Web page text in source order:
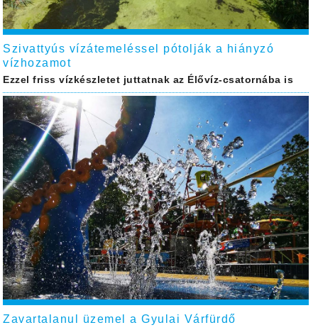
Szivattyús vízátemeléssel pótolják a hiányzó
vízhozamot
Ezzel friss vízkészletet juttatnak az Élővíz-csatornába is
Zavartalanul üzemel a Gyulai Várfürdő